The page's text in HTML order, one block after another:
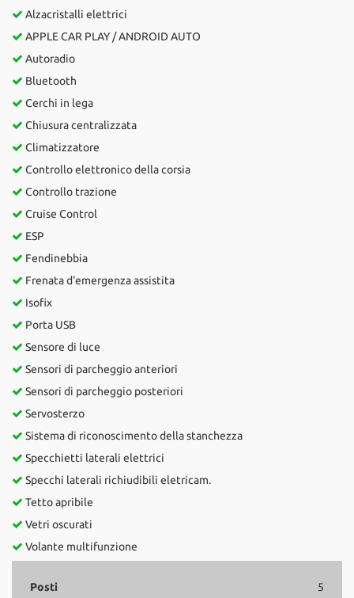
Alzacristalli elettrici
APPLE CAR PLAY / ANDROID AUTO
Autoradio
Bluetooth
Cerchi in lega
Chiusura centralizzata
Climatizzatore
Controllo elettronico della corsia
Controllo trazione
Cruise Control
ESP
Fendinebbia
Frenata d'emergenza assistita
Isofix
Porta USB
Sensore di luce
Sensori di parcheggio anteriori
Sensori di parcheggio posteriori
Servosterzo
Sistema di riconoscimento della stanchezza
Specchietti laterali elettrici
Specchi laterali richiudibili eletricam.
Tetto apribile
Vetri oscurati
Volante multifunzione
Posti 5